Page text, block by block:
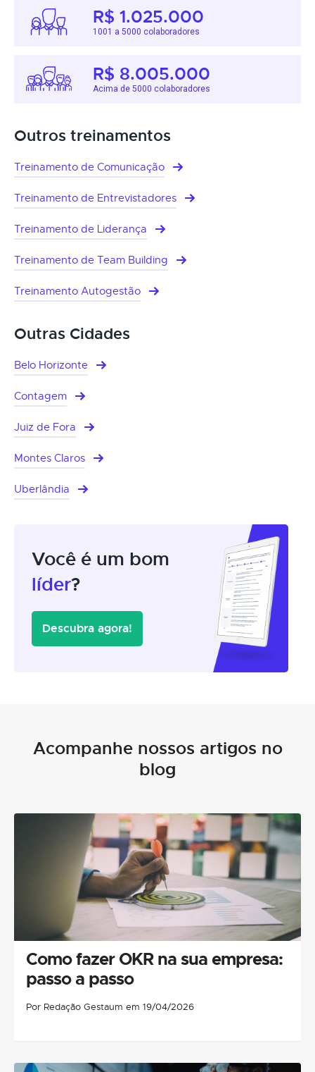
R$ 1.025.000
1001 a 5000 colaboradores
R$ 8.005.000
Acima de 5000 colaboradores
Outros treinamentos
Treinamento de Comunicação
Treinamento de Entrevistadores
Treinamento de Liderança
Treinamento de Team Building
Treinamento Autogestão
Outras Cidades
Belo Horizonte
Contagem
Juiz de Fora
Montes Claros
Uberlândia
Você é um bom
líder?
Descubra agora!
Acompanhe nossos artigos no
blog
Como fazer OKR na sua empresa:
passo a passo
Por Redação Gestaum em 19/04/2026